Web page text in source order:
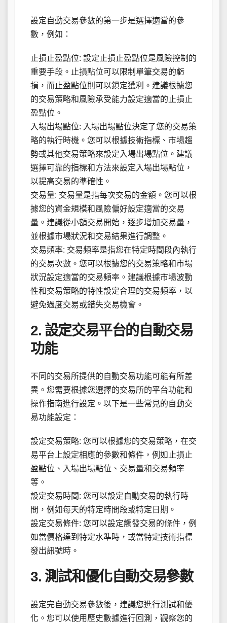
設定自動交易參數的第一步是選擇適當的參
數，例如：
止損止盈點位: 設定止損止盈點位是風險控制的
重要手段。止損點位可以限制單筆交易的虧
損，而止盈點位則可以鎖定獲利。建議根據您
的交易策略和風險承受能力設定適當的止損止
盈點位。
入場出場點位: 入場出場點位決定了您的交易策
略的執行時機。您可以根據技術指標、市場趨
勢或其他交易策略來設定入場出場點位。建議
選擇可靠的指標和方法來設定入場出場點位，
以提高交易的準確性。
交易量: 交易量是指每次交易的金額。您可以根
據您的資金規模和風險偏好設定適當的交易
量。建議從小額交易開始，逐步增加交易量，
並根據市場狀況和交易結果進行調整。
交易頻率: 交易頻率是指您在特定時間段內執行
的交易次數。您可以根據您的交易策略和市場
狀況設定適當的交易頻率。建議根據市場波動
性和交易策略的特性設定合理的交易頻率，以
避免過度交易或錯失交易機會。
2. 設定交易平台的自動交易
功能
不同的交易所提供的自動交易功能可能有所差
異。您需要根據您選擇的交易所的平台功能和
操作指南進行設定。以下是一些常見的自動交
易功能設定：
設定交易策略: 您可以根據您的交易策略，在交
易平台上設定相應的參數和條件，例如止損止
盈點位、入場出場點位、交易量和交易頻率
等。
設定交易時間: 您可以設定自動交易的執行時
間，例如每天的特定時間段或特定日期。
設定交易條件: 您可以設定觸發交易的條件，例
如當價格達到特定水準時，或當特定技術指標
發出訊號時。
3. 測試和優化自動交易參數
設定完自動交易參數後，建議您進行測試和優
化。您可以使用歷史數據進行回測，觀察您的